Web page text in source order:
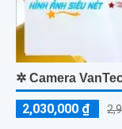
✲ Camera
2,030,000 ₫